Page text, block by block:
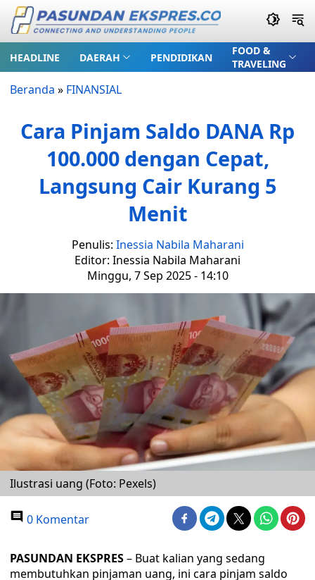
HEADLINE DAERAH PENDIDIKAN
FOOD &
TRAVELING
Beranda » FINANSIAL
Cara Pinjam Saldo DANA Rp
100.000 dengan Cepat,
Langsung Cair Kurang 5
Menit
Penulis: Inessia Nabila Maharani
Editor: Inessia Nabila Maharani
Minggu, 7 Sep 2025 - 14:10
Ilustrasi uang (Foto: Pexels)
0 Komentar
PASUNDAN EKSPRES– Buat kalian yang sedang
membutuhkan pinjaman uang, ini cara pinjam saldo